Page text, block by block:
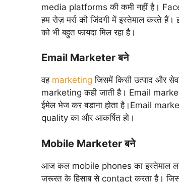
media platforms की कमी नहीं है।
हम रोज़ मर्रा की जिंदगी में इस्तेमाल करते
को भी बहुत फायदा मिल रहा है।
Email Marketer बने
वह marketing जिसमें किसी उत्पाद और
marketing कही जाती है। Email
ईमेल भेज कर बड़ाना होता है।Email
quality का और आकर्षित हो।
Mobile Marketer बने
आज कल mobile phones का इस्तेमाल
जरूरत के हिसाब से contact करता है।